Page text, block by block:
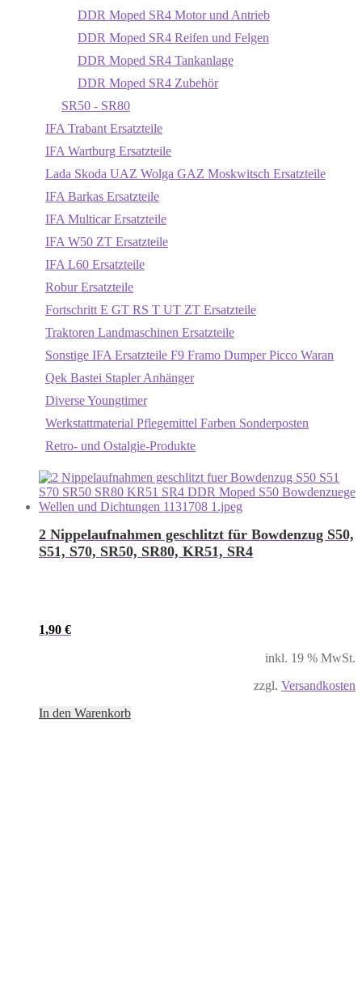
DDR Moped SR4 Motor und Antrieb
DDR Moped SR4 Reifen und Felgen
DDR Moped SR4 Tankanlage
DDR Moped SR4 Zubehör
SR50 - SR80
IFA Trabant Ersatzteile
IFA Wartburg Ersatzteile
Lada Skoda UAZ Wolga GAZ Moskwitsch Ersatzteile
IFA Barkas Ersatzteile
IFA Multicar Ersatzteile
IFA W50 ZT Ersatzteile
IFA L60 Ersatzteile
Robur Ersatzteile
Fortschritt E GT RS T UT ZT Ersatzteile
Traktoren Landmaschinen Ersatzteile
Sonstige IFA Ersatzteile F9 Framo Dumper Picco Waran
Qek Bastei Stapler Anhänger
Diverse Youngtimer
Werkstattmaterial Pflegemittel Farben Sonderposten
Retro- und Ostalgie-Produkte
2 Nippelaufnahmen geschlitzt für Bowdenzug S50,
S51, S70, SR50, SR80, KR51, SR4
1,90 €
inkl. 19 % MwSt.
zzgl. Versandkosten
In den Warenkorb